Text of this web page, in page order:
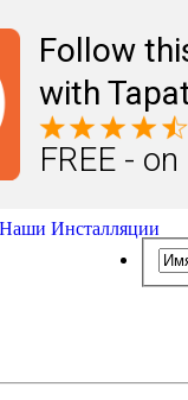
Follow
with
FREE -